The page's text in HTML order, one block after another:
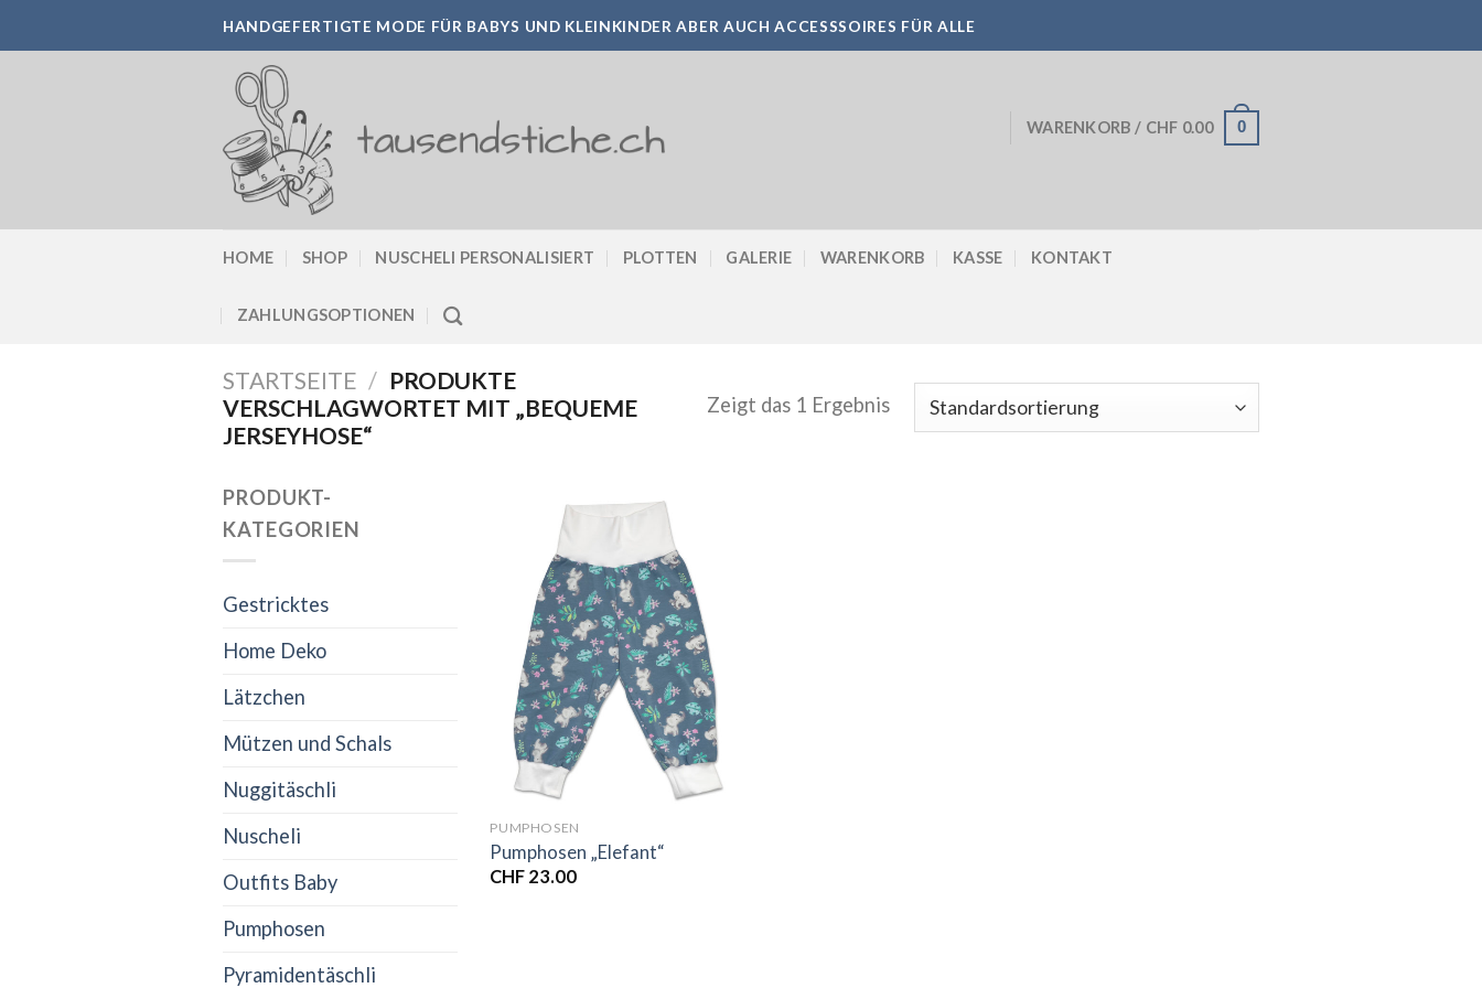
to
HANDGEFERTIGTE MODE FÜR BABYS UND KLEINKINDER ABER AUCH ACCESSSOIRES FÜR ALLE
WARENKORB / CHF 0.00 0
HOME SHOP NUSCHELI PERSONALISIERT PLOTTEN GALERIE WARENKORB KASSE KONTAKT
ZAHLUNGSOPTIONEN
STARTSEITE / PRODUKTE
VERSCHLAGWORTET MIT „BEQUEME
JERSEYHOSE“
Zeigt das 1 Ergebnis
PRODUKT-
KATEGORIEN
Gestricktes
Home Deko
Lätzchen
Mützen und Schals
Nuggitäschli
Nuscheli
Outfits Baby
Pumphosen
Pyramidentäschli
PUMPHOSEN
Pumphosen „Elefant“
CHF 23.00